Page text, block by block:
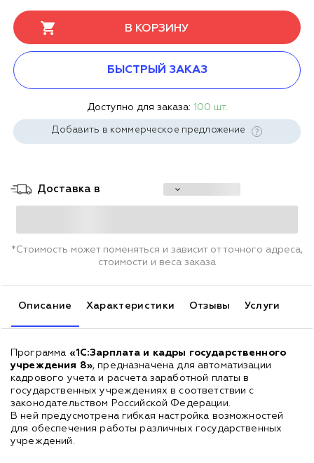
В КОРЗИНУ
БЫСТРЫЙ ЗАКАЗ
Доступно для заказа: 100 шт.
Добавить в коммерческое предложение
Доставка в
*Стоимость может поменяться и зависит от точного адреса,
стоимости и веса заказа
Описание Характеристики Отзывы Услуги
Программа «1С:Зарплата и кадры государственного
учреждения 8», предназначена для автоматизации
кадрового учета и расчета заработной платы в
государственных учреждениях в соответствии с
законодательством Российской Федерации.
В ней предусмотрена гибкая настройка возможностей
для обеспечения работы различных государственных
учреждений.